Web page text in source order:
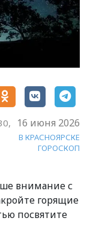
16 июня 2026
В КРАСНОЯРСКЕ
ГОРОСКОП
внимание с
горящие
посвятите